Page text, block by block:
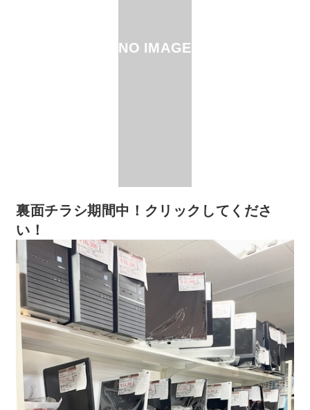
NO IMAGE
裏面チラシ期間中！クリックしてくださ
い！